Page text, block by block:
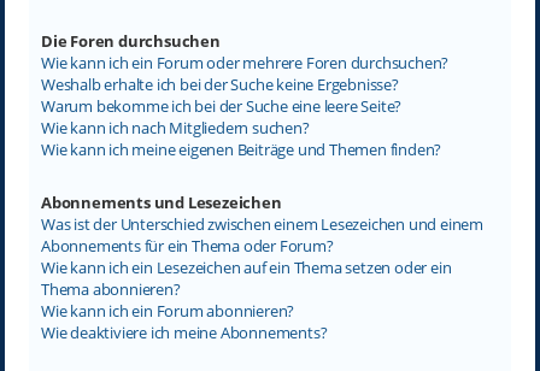
Die Foren durchsuchen
Wie kann ich ein Forum oder mehrere Foren durchsuchen?
Weshalb erhalte ich bei der Suche keine Ergebnisse?
Warum bekomme ich bei der Suche eine leere Seite?
Wie kann ich nach Mitgliedern suchen?
Wie kann ich meine eigenen Beiträge und Themen finden?
Abonnements und Lesezeichen
Was ist der Unterschied zwischen einem Lesezeichen und einem
Abonnements für ein Thema oder Forum?
Wie kann ich ein Lesezeichen auf ein Thema setzen oder ein
Thema abonnieren?
Wie kann ich ein Forum abonnieren?
Wie deaktiviere ich meine Abonnements?